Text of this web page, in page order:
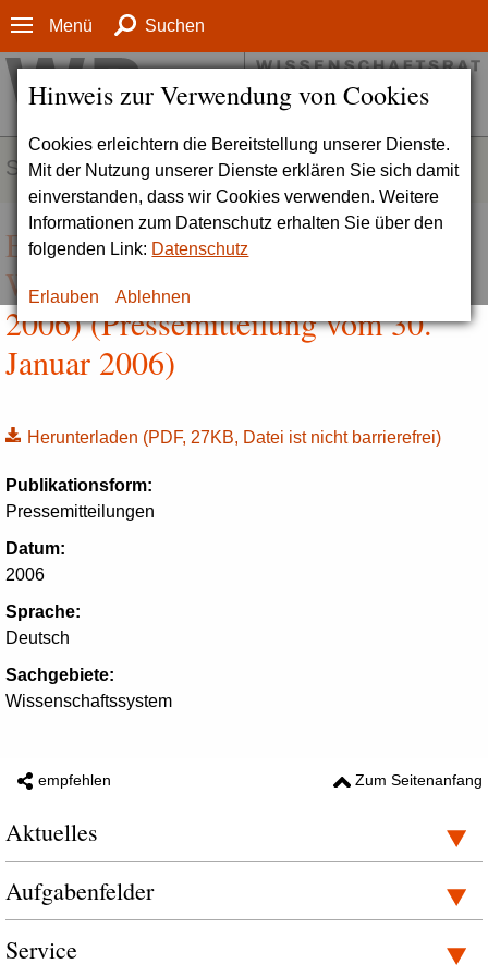
Hinweis zur Verwendung von Cookies
Cookies erleichtern die Bereitstellung unserer Dienste.
Mit der Nutzung unserer Dienste erklären Sie sich damit
einverstanden, dass wir Cookies verwenden. Weitere
Informationen zum Datenschutz erhalten Sie über den
folgenden Link: Datenschutz
Erlauben Ablehnen
Menü Suchen
SERVICE
Ergebnisse der Wintersitzungen des
Wissenschaftsrats (25. - 27. Januar
2006) (Pressemitteilung vom 30.
Januar 2006)
Herunterladen (PDF, 27KB, Datei ist nicht barrierefrei)
Publikationsform:
Pressemitteilungen
Datum:
2006
Sprache:
Deutsch
Sachgebiete:
Wissenschaftssystem
empfehlen Zum Seitenanfang
Aktuelles
Aufgabenfelder
Service